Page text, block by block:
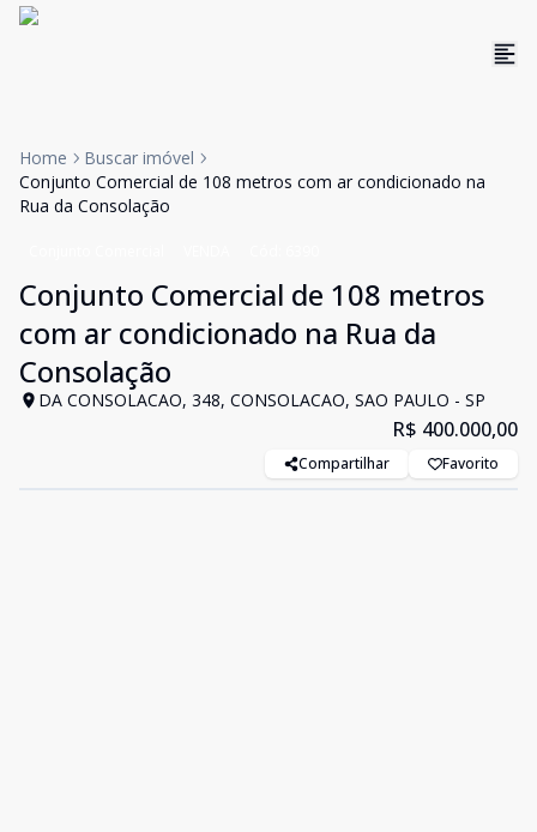
Home
Buscar imóvel
Conjunto Comercial de 108 metros com ar condicionado na
Rua da Consolação
Conjunto Comercial de 108 metros
com ar condicionado na Rua da
Consolação
DA CONSOLACAO, 348, CONSOLACAO, SAO PAULO - SP
R$ 400.000,00
Compartilhar Favorito